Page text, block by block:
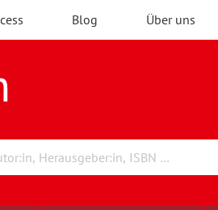
Blog Über uns